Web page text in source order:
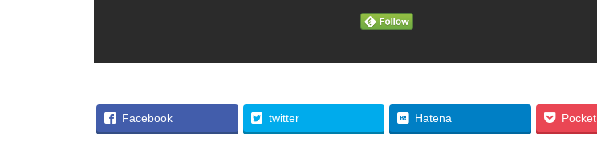
Facebook twitter Hatena Pocket